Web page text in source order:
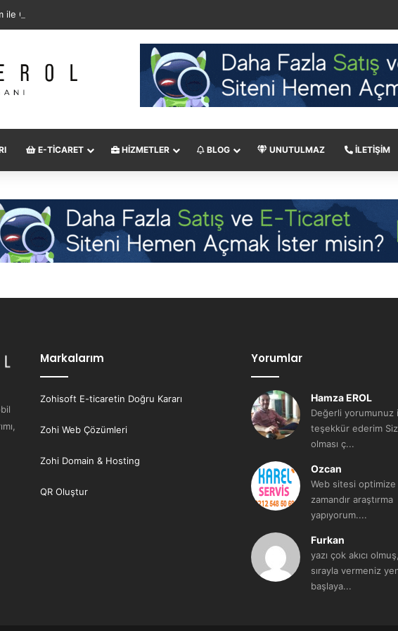
ile Güçlü Altyapı ve Profesyonel Hosting Deneyimi
E-TICARET HIZMETLER BLOG UNUTULMAZ İLETIŞIM
Markalarım
Zohisoft E-ticaretin Doğru Kararı
Zohi Web Çözümleri
Zohi Domain & Hosting
QR Oluştur
Yorumlar
Hamza EROL
Değerli yorumunuz
teşekkür ederim
olması ç...
Ozcan
Web sitesi
zamandır araştırma
yapıyorum....
Furkan
yazı çok akıcı
sırayla vermeniz
başlaya...